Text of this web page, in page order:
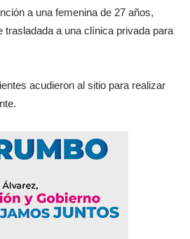
a una femenina de 27 años,
trasladada a una clínica privada para
acudieron al sitio para realizar